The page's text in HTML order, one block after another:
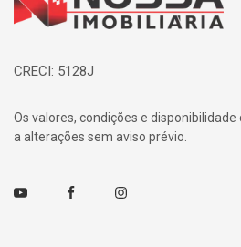
CRECI: 5128J
Os valores, condições e
a alterações sem aviso prévio.
Youtube FacebookInstagram